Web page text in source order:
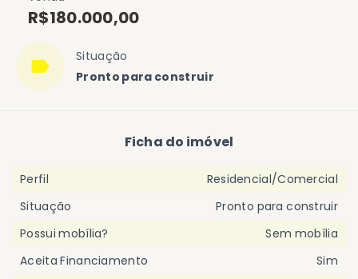
R$180.000,00
Situação
Pronto para construir
Ficha do imóvel
Perfil
Residencial/Comercial
Situação
Pronto para construir
Possui mobília?
Sem mobília
Aceita Financiamento
Sim